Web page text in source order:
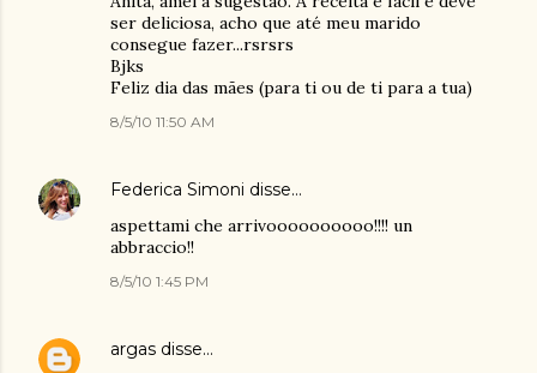
ser deliciosa, acho que até meu marido
consegue fazer...rsrsrs
Bjks
Feliz dia das mães (para ti ou de ti para a tua)
8/5/10 11:50 AM
Federica Simoni disse…
aspettami che arrivoooooooooo!!!! un
abbraccio!!
8/5/10 1:45 PM
argas disse…